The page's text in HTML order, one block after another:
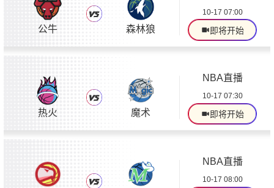
公牛 森林狼
10-17 07:00
即将开始
热火 魔术
NBA直播
10-17 07:30
即将开始
NBA直播
10-17 08:00